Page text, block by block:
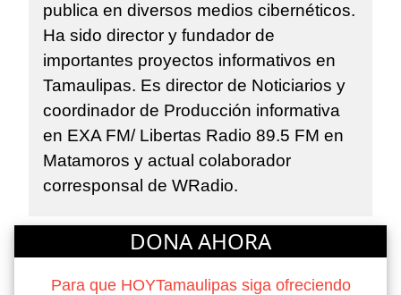
publica en diversos medios cibernéticos.
Ha sido director y fundador de
importantes proyectos informativos en
Tamaulipas. Es director de Noticiarios y
coordinador de Producción informativa
en EXA FM/ Libertas Radio 89.5 FM en
Matamoros y actual colaborador
corresponsal de WRadio.
DONA AHORA
Para que HOYTamaulipas siga ofreciendo